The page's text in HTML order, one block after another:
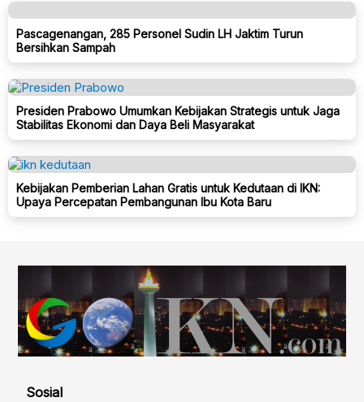
Pascagenangan, 285 Personel Sudin LH Jaktim Turun
Bersihkan Sampah
Presiden Prabowo Umumkan Kebijakan Strategis untuk Jaga
Stabilitas Ekonomi dan Daya Beli Masyarakat
Kebijakan Pemberian Lahan Gratis untuk Kedutaan di IKN:
Upaya Percepatan Pembangunan Ibu Kota Baru
Sosial